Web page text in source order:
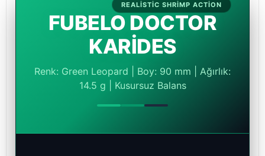
REALISTIC SHRIMP ACTION
FUBELO DOCTOR
KARİDES
Renk: Green Leopard | Boy: 90 mm | Ağırlık:
14.5 g | Kusursuz Balans